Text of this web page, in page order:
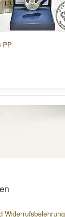
PP
Widerrufsbelehrung